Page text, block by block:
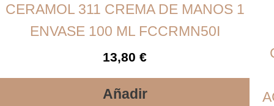
CERAMOL 311 CREMA DE MANOS 1
ENVASE 100 ML FCCRMN50I
13,80 €
Añadir